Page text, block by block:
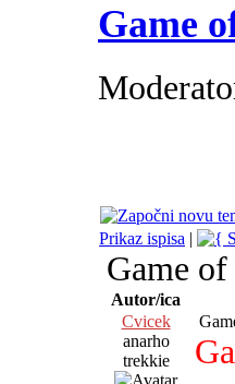
Game
Prikaz ispisa |
Game
Autor/ica
Cvicek
anarho
trekkie